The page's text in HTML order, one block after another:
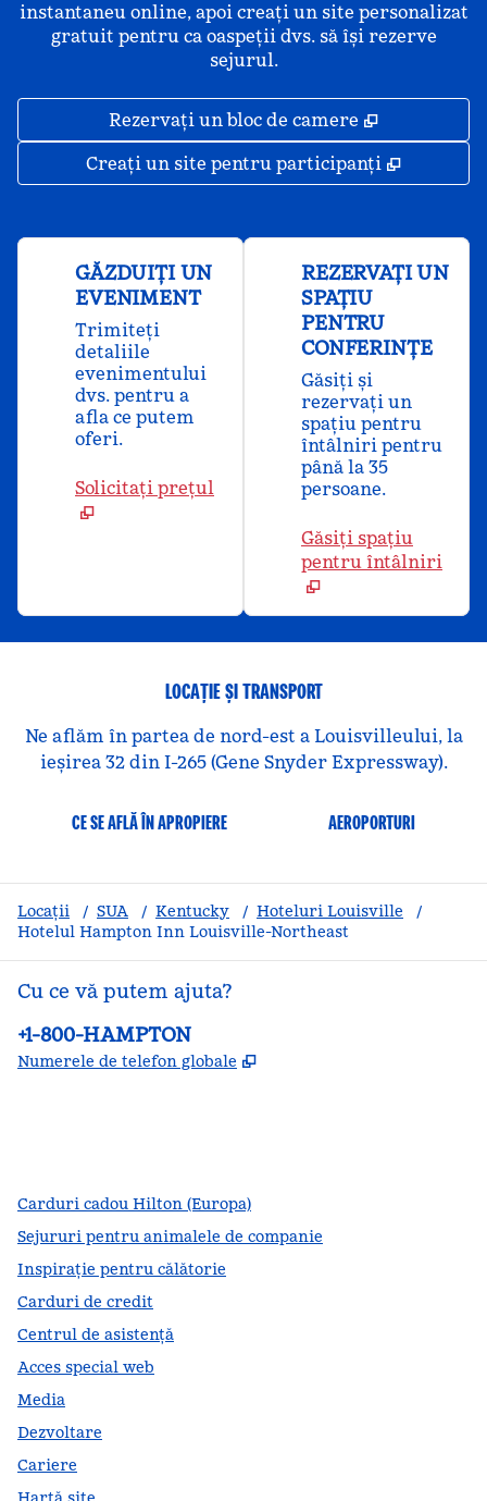
instantaneu online, apoi creați un site personalizat
gratuit pentru ca oaspeții dvs. să își rezerve
sejurul.
Rezervați un bloc de camere ,
Creați un site pentru participanți ,
GĂZDUIȚI UN
EVENIMENT
Trimiteți
detaliile
evenimentului
dvs. pentru a
afla ce putem
oferi.
Solicitați prețul
REZERVAȚI UN
SPAȚIU
PENTRU
CONFERINȚE
Găsiți și
rezervați un
spațiu pentru
întâlniri pentru
până la 35
persoane.
Găsiți spațiu
pentru întâlniri
LOCAȚIE ȘI TRANSPORT
Ne aflăm în partea de nord-est a Louisvilleului, la
ieșirea 32 din I-265 (Gene Snyder Expressway).
CE SE AFLĂ ÎN APROPIERE AEROPORTURI
Locații / SUA / Kentucky / Hoteluri Louisville
/
Hotelul Hampton Inn Louisville-Northeast
Cu ce vă putem ajuta?
Telefon:
+1-800-HAMPTON
Numerele de telefon globale ,
Carduri cadou Hilton (Europa)
Sejururi pentru animalele de companie
Inspirație pentru călătorie
Carduri de credit
Centrul de asistență
Acces special web
Media
Dezvoltare
Cariere